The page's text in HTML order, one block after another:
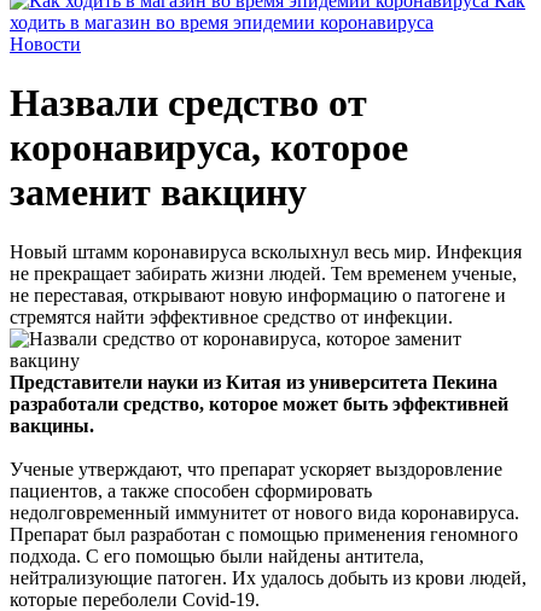
ходить в магазин во время эпидемии коронавируса
Новости
Назвали средство от
коронавируса, которое
заменит вакцину
Новый штамм коронавируса всколыхнул весь мир. Инфекция
не прекращает забирать жизни людей. Тем временем ученые,
не переставая, открывают новую информацию о патогене и
стремятся найти эффективное средство от инфекции.
Представители науки из Китая из университета Пекина
разработали средство, которое может быть эффективней
вакцины.
Ученые утверждают, что препарат ускоряет выздоровление
пациентов, а также способен сформировать
недолговременный иммунитет от нового вида коронавируса.
Препарат был разработан с помощью применения геномного
подхода. С его помощью были найдены антитела,
нейтрализующие патоген. Их удалось добыть из крови людей,
которые переболели Covid-19.